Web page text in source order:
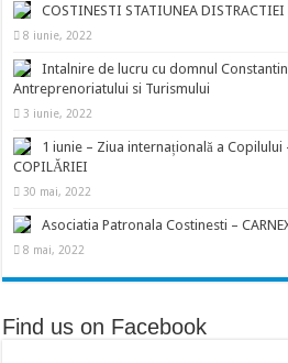
COSTINESTI STATIUNEA
8 iunie, 2022
Intalnire de lucru cu domnul
Antreprenoriatului si Turismului
3 iunie, 2022
1 iunie – Ziua internațională a Copilului
COPILĂRIEI
30 mai, 2022
Asociatia Patronala Costinesti –
8 mai, 2022
Find us on Facebook